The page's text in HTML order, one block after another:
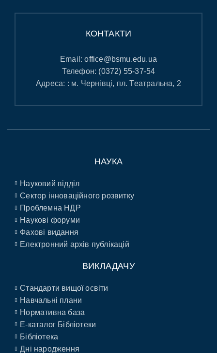
КОНТАКТИ
Email:office@bsmu.edu.ua
Телефон: (0372) 55-37-54
Адреса: : м. Чернівці, пл. Театральна, 2
НАУКА
Науковий відділ
Сектор інноваційного розвитку
Проблемна НДР
Наукові форуми
Фахові видання
Електронний архів публікацій
ВИКЛАДАЧУ
Стандарти вищої освіти
Навчальні плани
Нормативна база
E-каталог Бібліотеки
Бібліотека
Дні народження